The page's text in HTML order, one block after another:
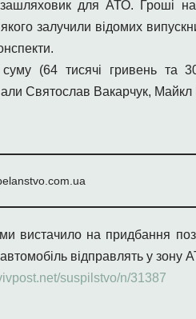
для АТО. Гроші на
залучили відомих
(64 тисячі гривень та
Святослав Вакарчук,
вистачило на придбання
відправлять у
suspilstvo/n/31387